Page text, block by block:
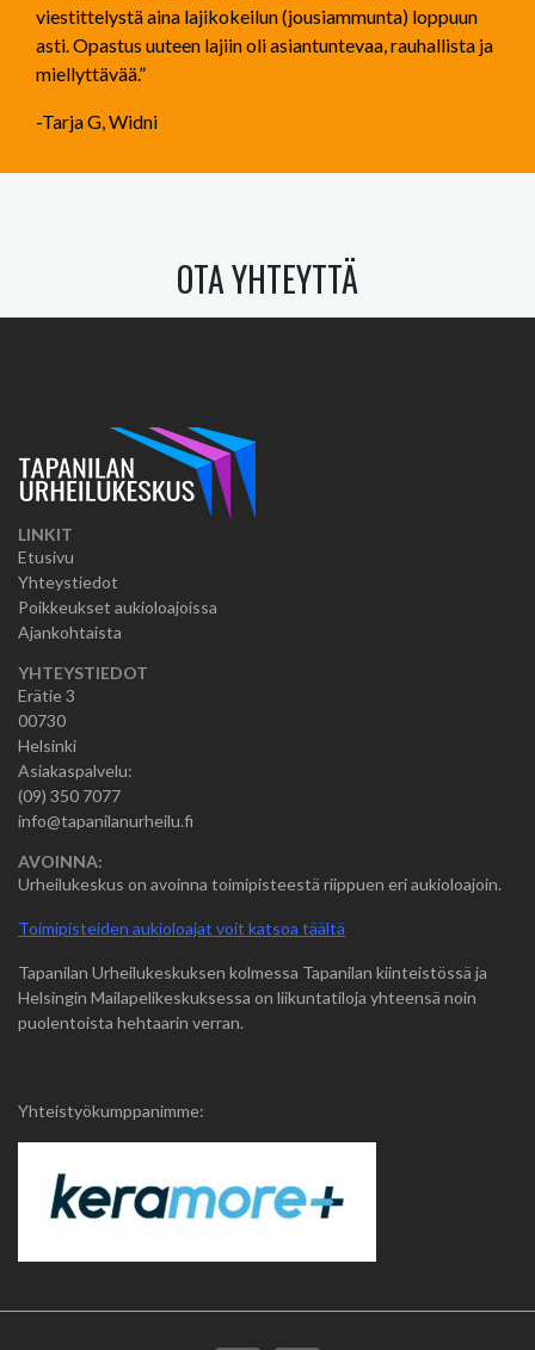
viestittelystä aina lajikokeilun (jousiammunta) loppuun
asti. Opastus uuteen lajiin oli asiantuntevaa, rauhallista ja
miellyttävää.”
-Tarja G, Widni
OTA YHTEYTTÄ
LINKIT
Etusivu
Yhteystiedot
Poikkeukset aukioloajoissa
Ajankohtaista
YHTEYSTIEDOT
Erätie 3
00730
Helsinki
Asiakaspalvelu:
(09) 350 7077
info@tapanilanurheilu.fi
AVOINNA:
Urheilukeskus on avoinna toimipisteestä riippuen eri aukioloajoin.
Toimipisteiden aukioloajat voit katsoa täältä
Tapanilan Urheilukeskuksen kolmessa Tapanilan kiinteistössä ja
Helsingin Mailapelikeskuksessa on liikuntatiloja yhteensä noin
puolentoista hehtaarin verran.
Yhteistyökumppanimme: